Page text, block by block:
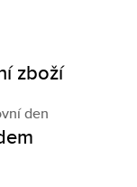
zboží
den